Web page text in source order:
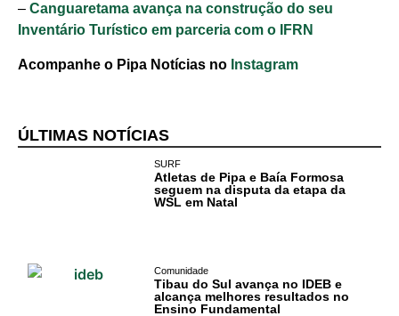
Comunidade
– Canguaretama avança na construção do seu
Inventário Turístico em parceria com o IFRN
Acompanhe o Pipa Notícias no Instagram
ÚLTIMAS NOTÍCIAS
SURF
Atletas de Pipa e Baía Formosa
seguem na disputa da etapa da
WSL em Natal
Comunidade
Tibau do Sul avança no IDEB e
alcança melhores resultados no
Ensino Fundamental